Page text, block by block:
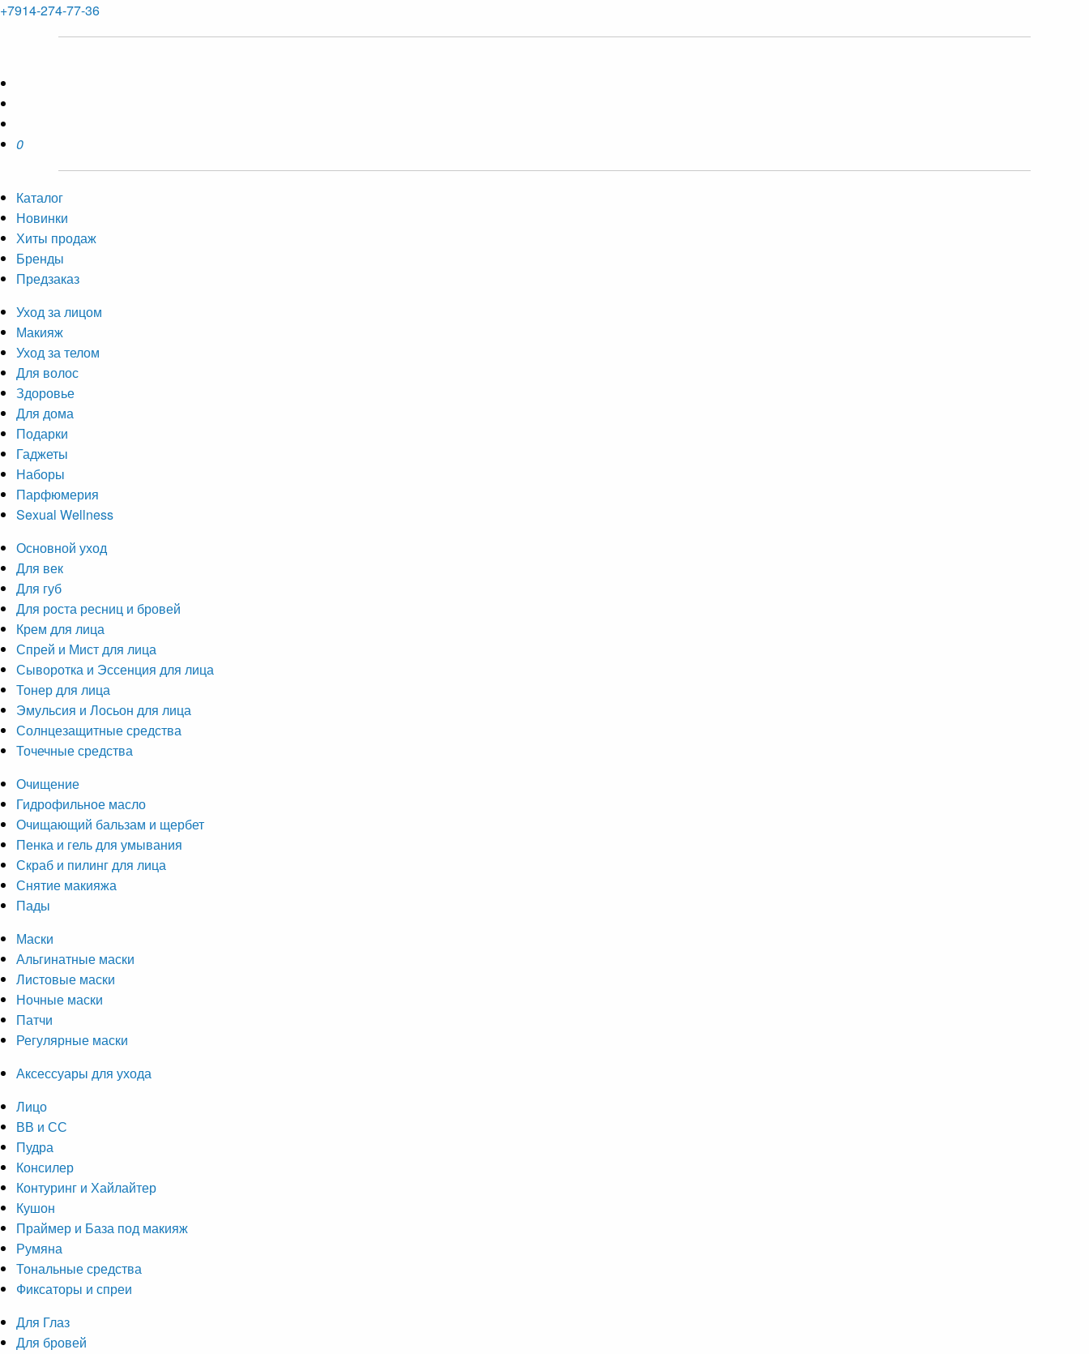
+7914-274-77-36
0
Каталог
Новинки
Хиты продаж
Бренды
Предзаказ
Уход за лицом
Макияж
Уход за телом
Для волос
Здоровье
Для дома
Подарки
Гаджеты
Наборы
Парфюмерия
Sexual Wellness
Основной уход
Для век
Для губ
Для роста ресниц и бровей
Крем для лица
Спрей и Мист для лица
Сыворотка и Эссенция для лица
Тонер для лица
Эмульсия и Лосьон для лица
Солнцезащитные средства
Точечные средства
Очищение
Гидрофильное масло
Очищающий бальзам и щербет
Пенка и гель для умывания
Скраб и пилинг для лица
Снятие макияжа
Пады
Маски
Альгинатные маски
Листовые маски
Ночные маски
Патчи
Регулярные маски
Аксессуары для ухода
Лицо
ВВ и СС
Пудра
Консилер
Контуринг и Хайлайтер
Кушон
Праймер и База под макияж
Румяна
Тональные средства
Фиксаторы и спреи
Для Глаз
Для бровей